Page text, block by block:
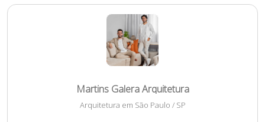
Martins Galera Arquitetura
Arquitetura em São Paulo / SP